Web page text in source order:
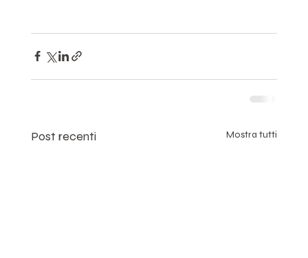
Post recenti Mostra tutti